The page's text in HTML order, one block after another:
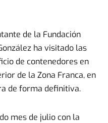
de la Fundación
ha visitado las
de contenedores en
de la Zona Franca, en
de forma definitiva.
mes de julio con la